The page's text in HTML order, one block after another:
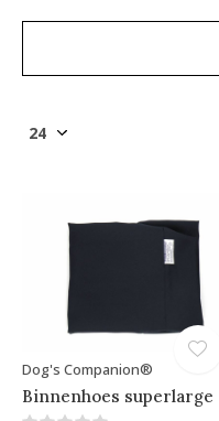
Dog's Companion®
Binnenhoes superlarge